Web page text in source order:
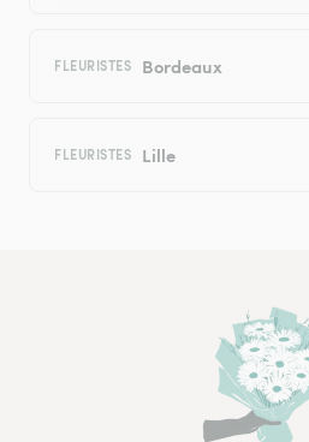
FLEURISTES Bordeaux
FLEURISTES Lille